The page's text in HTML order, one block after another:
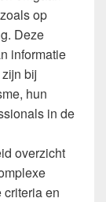
op
Deze
informatie
bij
hun
in de
overzicht
en